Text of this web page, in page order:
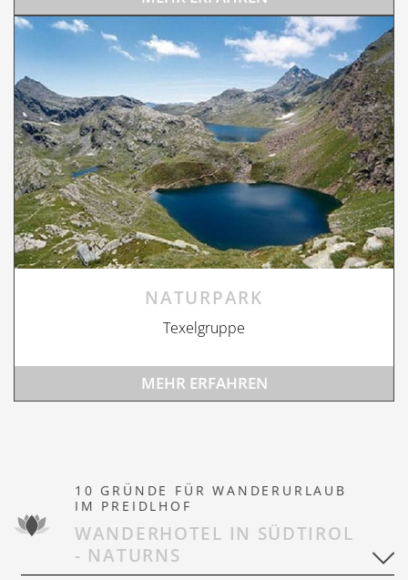
NATURPARK
Texelgruppe
MEHR ERFAHREN
10 GRÜNDE FÜR WANDERURLAUB
IM PREIDLHOF
WANDERHOTEL IN SÜDTIROL
- NATURNS